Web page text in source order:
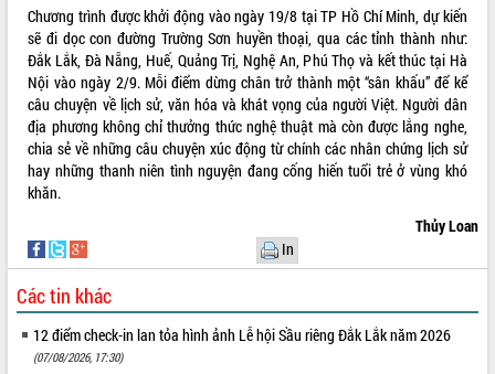
Ngành cá ngừ Đắk Lắk chủ động thích
ứng để giữ vững thị trường xuất khẩu
Diễn đàn Kinh tế tư nhân Việt Nam đột
phá cơ chế - Hợp tác công tư
Đề án 06 tạo bước ngoặt đột phá trong
cải cách hành chính tỉnh Đắk Lắk
Kết nối tour, đẩy mạnh chuyển đổi số
để phát triển du lịch Đắk Lắk
Tiến
Gặp mặt các cơ quan báo chí nhân Kỷ
niệm 101 năm Ngày Báo chí Cách
mạng Việt Nam
Đắk Lắk sơ kết 4 năm triển khai thực
Chương trình được khởi động vào ngày 19/8 tại TP Hồ Chí Minh, dự kiến
sẽ đi dọc con đường Trường Sơn huyền thoại, qua các tỉnh thành như:
Đắk Lắk, Đà Nẵng, Huế, Quảng Trị, Nghệ An, Phú Thọ và kết thúc tại Hà
Nội vào ngày 2/9. Mỗi điểm dừng chân trở thành một “sân khấu” để kể
câu chuyện về lịch sử, văn hóa và khát vọng của người Việt. Người dân
địa phương không chỉ thưởng thức nghệ thuật mà còn được lắng nghe,
chia sẻ về những câu chuyện xúc động từ chính các nhân chứng lịch sử
hay những thanh niên tình nguyện đang cống hiến tuổi trẻ ở vùng khó
khăn.
Thủy Loan
In
Các tin khác
12 điểm check-in lan tỏa hình ảnh Lễ hội Sầu riêng Đắk Lắk năm 2026
(07/08/2026, 17:30)